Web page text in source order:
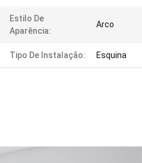
Estilo De
Aparência:
Arco
Tipo De Instalação: Esquina